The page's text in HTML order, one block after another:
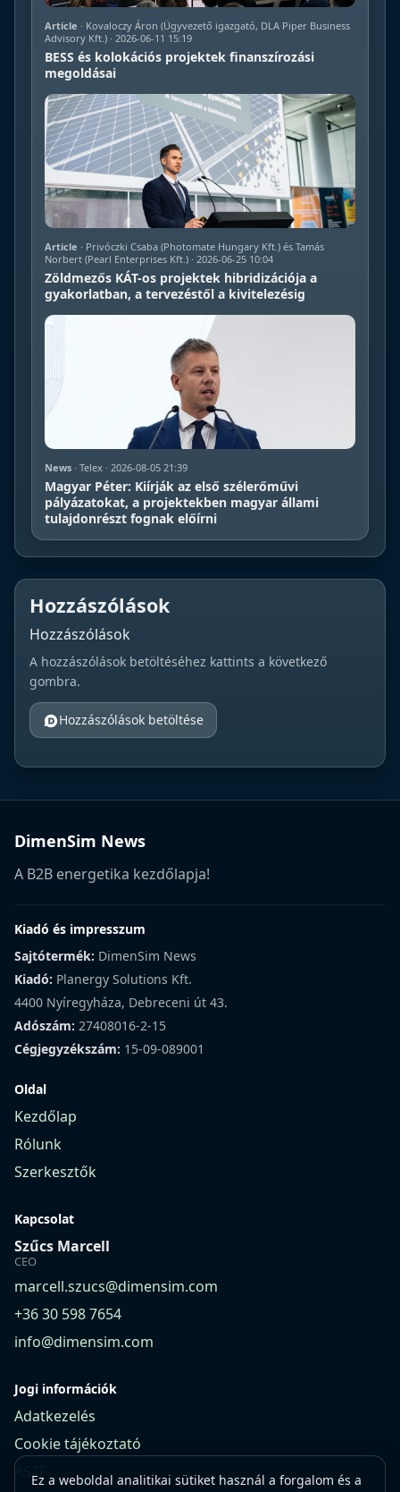
Article · Kovaloczy Áron (Ügyvezető igazgató, DLA Piper Business
Advisory Kft.) · 2026-06-11 15:19
BESS és kolokációs projektek finanszírozási
megoldásai
Article · Privóczki Csaba (Photomate Hungary Kft.) és Tamás
Norbert (Pearl Enterprises Kft.) · 2026-06-25 10:04
Zöldmezős KÁT-os projektek hibridizációja a
gyakorlatban, a tervezéstől a kivitelezésig
News · Telex · 2026-08-05 21:39
Magyar Péter: Kiírják az első szélerőművi
pályázatokat, a projektekben magyar állami
tulajdonrészt fognak előírni
Hozzászólások
Hozzászólások
A hozzászólások betöltéséhez kattints a következő
gombra.
Hozzászólások betöltése
Ez a weboldal analitikai sütiket használ a forgalom és a
DimenSim News
A B2B energetika kezdőlapja!
Kiadó és impresszum
Sajtótermék: DimenSim News
Kiadó: Planergy Solutions Kft.
4400 Nyíregyháza, Debreceni út 43.
Adószám: 27408016-2-15
Cégjegyzékszám: 15-09-089001
Oldal
Kezdőlap
Rólunk
Szerkesztők
Kapcsolat
Szűcs Marcell
CEO
marcell.szucs@dimensim.com
+36 30 598 7654
info@dimensim.com
Jogi információk
Adatkezelés
Cookie tájékoztató
ÁSZF